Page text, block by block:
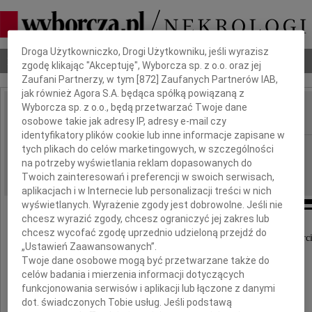
Nekrologi Odeszli Poradnik pogrzebowy
IMIĘ I NAZWISKO:
REGION: Radom
DATA EMISJI: 31.10.2012
Wyrazy szczerego współczucia z powodu śmierci
Męża
Dbamy o Twoją prywatność
Droga Użytkowniczko, Drogi Użytkowniku, jeśli wyrazisz
zgodę klikając "Akceptuję", Wyborcza sp. z o.o. oraz jej
Zaufani Partnerzy, w tym [872 ] Zaufanych Partnerów IAB,
jak również Agora S.A. będąca spółką powiązaną z
Wyborcza sp. z o.o., będą przetwarzać Twoje dane
osobowe takie jak adresy IP, adresy e-mail czy
identyfikatory plików cookie lub inne informacje zapisane w
tych plikach do celów marketingowych, w szczególności
na potrzeby wyświetlania reklam dopasowanych do
Twoich zainteresowań i preferencji w swoich serwisach,
aplikacjach i w Internecie lub personalizacji treści w nich
wyświetlanych. Wyrażenie zgody jest dobrowolne. Jeśli nie
chcesz wyrazić zgody, chcesz ograniczyć jej zakres lub
chcesz wycofać zgodę uprzednio udzieloną przejdź do
„Ustawień Zaawansowanych”.
Twoje dane osobowe mogą być przetwarzane także do
celów badania i mierzenia informacji dotyczących
funkcjonowania serwisów i aplikacji lub łączone z danymi
dot. świadczonych Tobie usług. Jeśli podstawą